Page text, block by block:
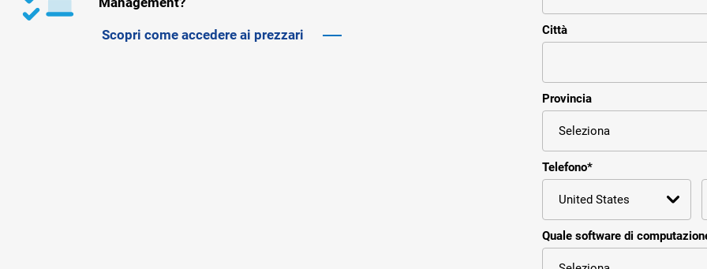
Scopri come accedere ai prezzari Città
Provincia
Telefono*
Quale software di